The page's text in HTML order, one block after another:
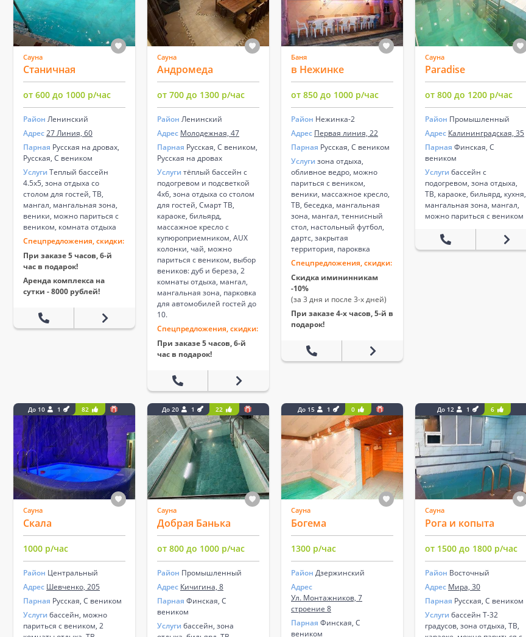
Сауна
Станичная
от 600 до 1000 р/час
Район Ленинский
Адрес27 Линия, 60
Парная Русская на дровах,
Русская, С веником
Услуги Теплый бассейн
4.5х5, зона отдыха со
столом для гостей, ТВ,
мангал, мангальная зона,
веники, можно париться с
веником, комната отдыха
Спецпредложения, скидки:
При заказе 5 часов, 6-й
час в подарок!
Аренда комплекса на
сутки - 8000 рублей!
Сауна
Андромеда
от 700 до 1300 р/час
Район Ленинский
Адрес Молодежная, 47
Парная Русская, С веником,
Русская на дровах
Услуги тёплый бассейн с
подогревом и подсветкой
4х6, зона отдыха со столом
для гостей, Смарт ТВ,
караоке, бильярд,
массажное кресло с
купюроприемником, AUX
колонки, чай, можно
париться с веником, выбор
веников: дуб и береза, 2
комнаты отдыха, мангал,
мангальная зона, парковка
для автомобилей гостей до
10.
Спецпредложения, скидки:
При заказе 5 часов, 6-й
час в подарок!
Баня
в Нежинке
от 850 до 1000 р/час
Район Нежинка-2
Адрес Первая линия, 22
Парная Русская, С веником
Услуги зона отдыха,
обливное ведро, можно
париться с веником,
веники, массажное кресло,
ТВ, беседка, мангальная
зона, мангал, теннисный
стол, настольный футбол,
дартс, закрытая
территория, пароквка
Спецпредложения, скидки:
Скидка имининникам
-10%
(за 3 дня и после 3-х дней)
При заказе 4-х часов, 5-й в
подарок!
Сауна
Paradise
от 800 до 1200 р/час
Район Промышленный
Адрес Калининградская, 35
Парная Финская, С
веником
Услуги бассейн с
подогревом, зона отдыха,
ТВ, караоке, бильярд, кухня,
мангальная зона, мангал,
можно париться с веником
До 10 1 82
Сауна
Скала
1000 р/час
Район Центральный
Адрес Шевченко, 205
Парная Русская, С веником
Услуги бассейн, можно
париться с веником, 2
До 20 1 22
Сауна
Добрая Банька
от 800 до 1000 р/час
Район Промышленный
Адрес Кичигина, 8
Парная Финская, С
веником
Услуги бассейн, зона
До 15 1 0
Сауна
Богема
1300 р/час
Район Дзержинский
Адрес
Ул. Монтажников, 7
строение 8
Парная Финская, С
веником
До 12 1 6
Сауна
Рога и копыта
от 1500 до 1800 р/час
Район Восточный
Адрес Мира, 30
Парная Русская, С веником
Услуги бассейн Т-32
градусов, зона отдыха, ТВ,